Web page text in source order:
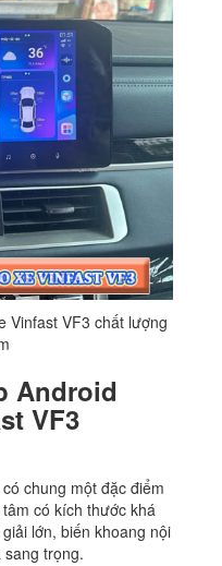
Vinfast VF3 chất lượng
Android
VF3
chung một đặc điểm
có kích thước khá
lớn, biến khoang nội
trọng.